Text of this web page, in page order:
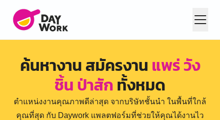
ค้นหางาน สมัครงานแพร่ วัง
ชิ้น ป่าสักทั้งหมด
ตำแหน่งงานคุณภาพดีล่าสุด จากบริษัทชั้นนำ ในพื้นที่ใกล้
คุณที่สุด กับ Daywork แพลตฟอร์มที่ช่วยให้คุณได้งานไว